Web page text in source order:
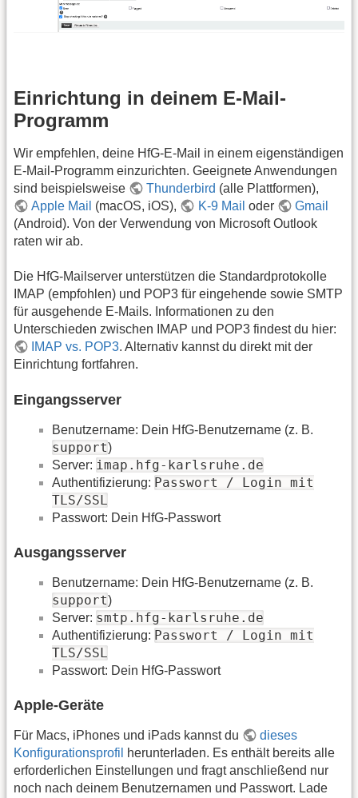
Einrichtung in deinem E-Mail-
Programm
Wir empfehlen, deine HfG-E-Mail in einem eigenständigen
E-Mail-Programm einzurichten. Geeignete Anwendungen
sind beispielsweise
Thunderbird (alle Plattformen),
Apple Mail (macOS, iOS), K-9 Mail oder
Gmail
(Android). Von der Verwendung von Microsoft Outlook
raten wir ab.
Die HfG-Mailserver unterstützen die Standardprotokolle
IMAP (empfohlen) und POP3 für eingehende sowie SMTP
für ausgehende E-Mails. Informationen zu den
Unterschieden zwischen IMAP und POP3 findest du hier:
IMAP vs. POP3. Alternativ kannst du direkt mit der
Einrichtung fortfahren.
Eingangsserver
Benutzername: Dein HfG-Benutzername (z. B.
support)
Server: imap.hfg-karlsruhe.de
Authentifizierung: Passwort / Login mit
TLS/SSL
Passwort: Dein HfG-Passwort
Ausgangsserver
Benutzername: Dein HfG-Benutzername (z. B.
support)
Server: smtp.hfg-karlsruhe.de
Authentifizierung: Passwort / Login mit
TLS/SSL
Passwort: Dein HfG-Passwort
Apple-Geräte
Für Macs, iPhones und iPads kannst du
dieses
Konfigurationsprofil
herunterladen. Es enthält bereits alle
erforderlichen Einstellungen und fragt anschließend nur
noch nach deinem Benutzernamen und Passwort. Lade